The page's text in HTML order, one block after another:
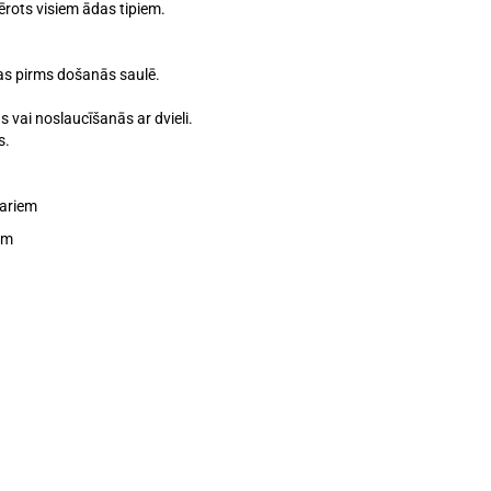
visiem ādas tipiem.
pirms došanās saulē.
vai noslaucīšanās ar dvieli.